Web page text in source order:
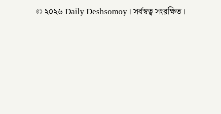
© ২০২৬ Daily Deshsomoy। সর্বস্বত্ব সংরক্ষিত।